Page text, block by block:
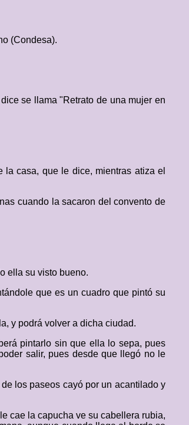
(Condesa).
se llama "Retrato de una mujer en
casa, que le dice, mientras atiza el
cuando la sacaron del convento de
ella su visto bueno.
que es un cuadro que pintó su
y podrá volver a dicha ciudad.
pintarlo sin que ella lo sepa, pues
salir, pues desde que llegó no le
los paseos cayó por un acantilado y
cae la capucha ve su cabellera rubia,